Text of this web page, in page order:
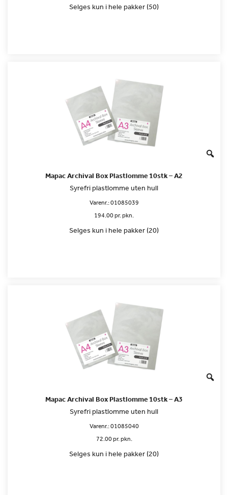
Selges kun i hele pakker (50)
Mapac Archival Box Plastlomme 10stk – A2
Syrefri plastlomme uten hull
Varenr.:01085039
194.00 pr. pkn.
Selges kun i hele pakker (20)
Mapac Archival Box Plastlomme 10stk – A3
Syrefri plastlomme uten hull
Varenr.:01085040
72.00 pr. pkn.
Selges kun i hele pakker (20)